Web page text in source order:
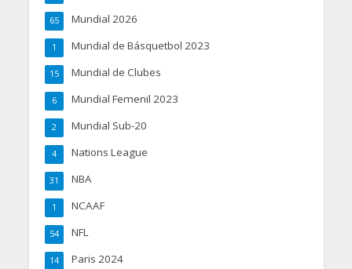
Mundial 2026
65
Mundial de Básquetbol 2023
1
Mundial de Clubes
15
Mundial Femenil 2023
6
Mundial Sub-20
2
Nations League
4
NBA
31
NCAAF
1
NFL
54
Paris 2024
14